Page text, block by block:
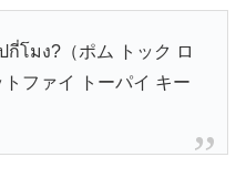
โมง?（ポム トック ロ
ファイ トーパイ キー